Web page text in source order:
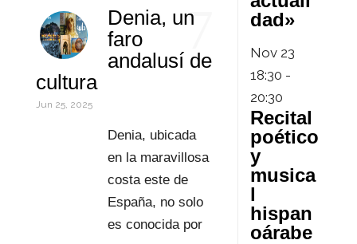
I
n
A
p
e
r
l
r
d
s
s
o
m
t
i
7
Denia, un
faro
andalusí de
cultura
Jun 25, 2025
Denia, ubicada
en la maravillosa
costa este de
España, no solo
es conocida por
dad»
Nov 23
18:30 -
20:30
Recital
poético
y
musica
l
hispan
oárabe